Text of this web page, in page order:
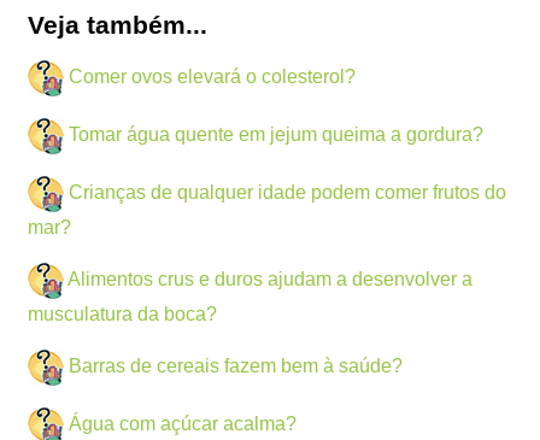
Veja também...
Comer ovos elevará o colesterol?
Tomar água quente em jejum queima a gordura?
Crianças de qualquer idade podem comer frutos do
mar?
Alimentos crus e duros ajudam a desenvolver a
musculatura da boca?
Barras de cereais fazem bem à saúde?
Água com açúcar acalma?